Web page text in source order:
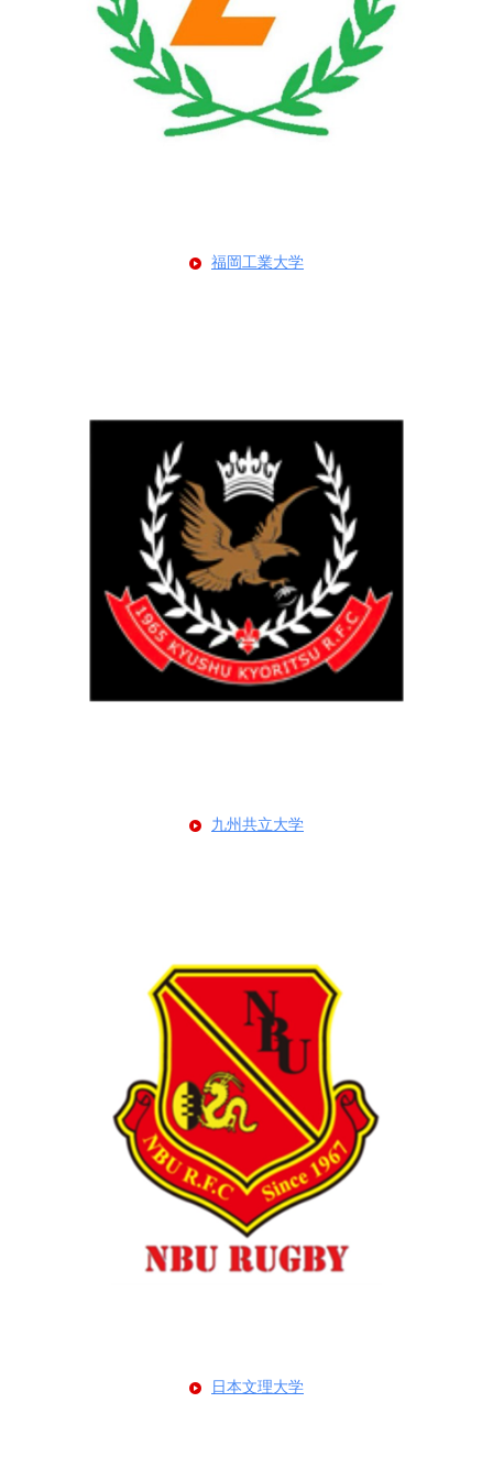
福岡工業大学
九州共立大学
日本文理大学